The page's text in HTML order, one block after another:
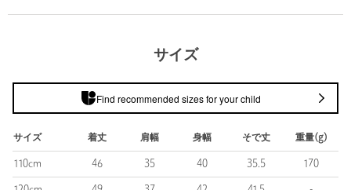
============================
■メーカー品番：NPT22510
カリフォルニア州のアウトドアブランド。
ブランドネームのTHE NORTH FACEとは山の北壁のこと。
１年中太陽の日が当たることのない北壁は「世界三大北陸」とい
サイズ
Find recommended sizes for your child
サイズ 着丈 肩幅 身幅 そで丈 重量(g)
110cm 46 35 40 35.5 170